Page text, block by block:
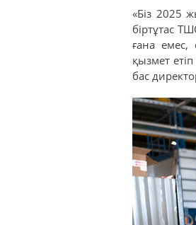
«Біз 2025
біртұтас
ғана емес,
қызмет
бас